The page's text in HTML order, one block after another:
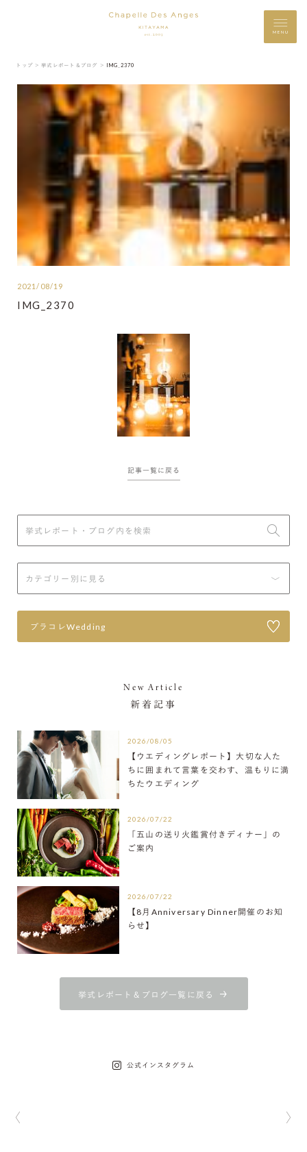
MENU
トップ ＞ 挙式レポート＆ブログ ＞ IMG_2370
2021/08/19
IMG_2370
記事一覧に戻る
プラコレWedding
New Article
新着記事
2026/08/05
【ウエディングレポート】大切な人た
ちに囲まれて言葉を交わす、温もりに満
ちたウエディング
2026/07/22
「五山の送り火鑑賞付きディナー」の
ご案内
2026/07/22
【8月Anniversary Dinner開催のお知
らせ】
挙式レポート＆ブログ一覧に戻る
公式インスタグラム